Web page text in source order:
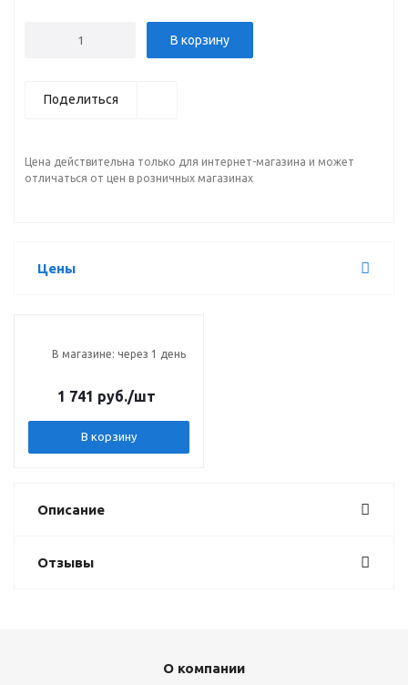
В корзину
Поделиться
Цена действительна только для интернет-магазина и может
отличаться от цен в розничных магазинах
Цены
В магазине: через 1 день
1 741 руб./шт
В корзину
Описание
Отзывы
О компании